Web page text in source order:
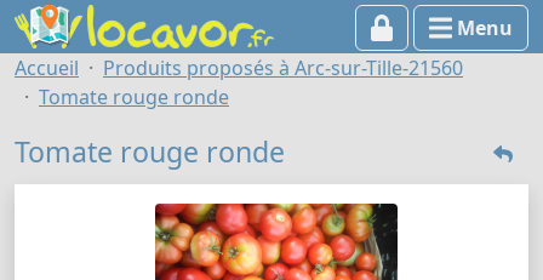
Menu
Accueil
Produits proposés à Arc-sur-Tille-21560
Tomate rouge ronde
Tomate rouge ronde